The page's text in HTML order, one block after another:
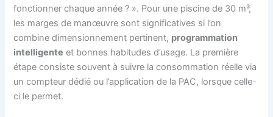
fonctionner chaque année ? ». Pour une piscine de 30 m³,
les marges de manœuvre sont significatives si l’on
combine dimensionnement pertinent, programmation
intelligente et bonnes habitudes d’usage. La première
étape consiste souvent à suivre la consommation réelle via
un compteur dédié ou l’application de la PAC, lorsque celle-
ci le permet.